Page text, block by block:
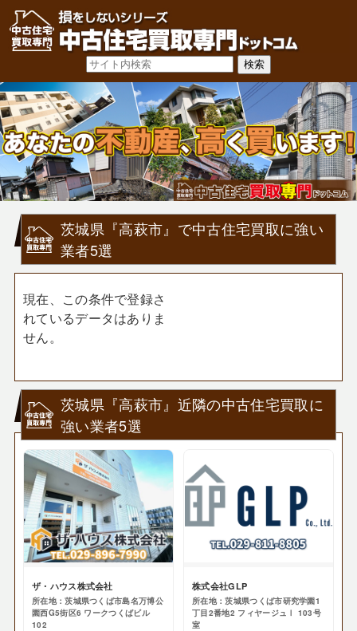
茨城県『高萩市』で中古住宅買取に強い
業者5選
現在、この条件で登録さ
れているデータはありま
せん。
茨城県『高萩市』近隣の中古住宅買取に
強い業者5選
ザ・ハウス株式会社
所在地：茨城県つくば市島名万博公
園西G5街区6 ワークつくばビル
102
株式会社GLP
所在地：茨城県つくば市研究学園1
丁目2番地2 フィヤージュⅠ 103号
室